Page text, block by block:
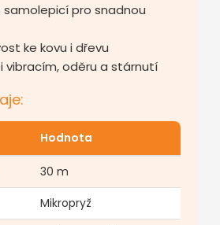
pro snadnou
ke kovu i dřevu
vibracím, oděru a stárnutí
Hodnota
30 m
Mikropryž